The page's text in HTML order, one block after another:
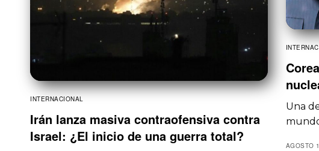
INTERNACIONAL
Irán lanza masiva contraofensiva contra
Israel: ¿El inicio de una guerra total?
Una
AGOSTO